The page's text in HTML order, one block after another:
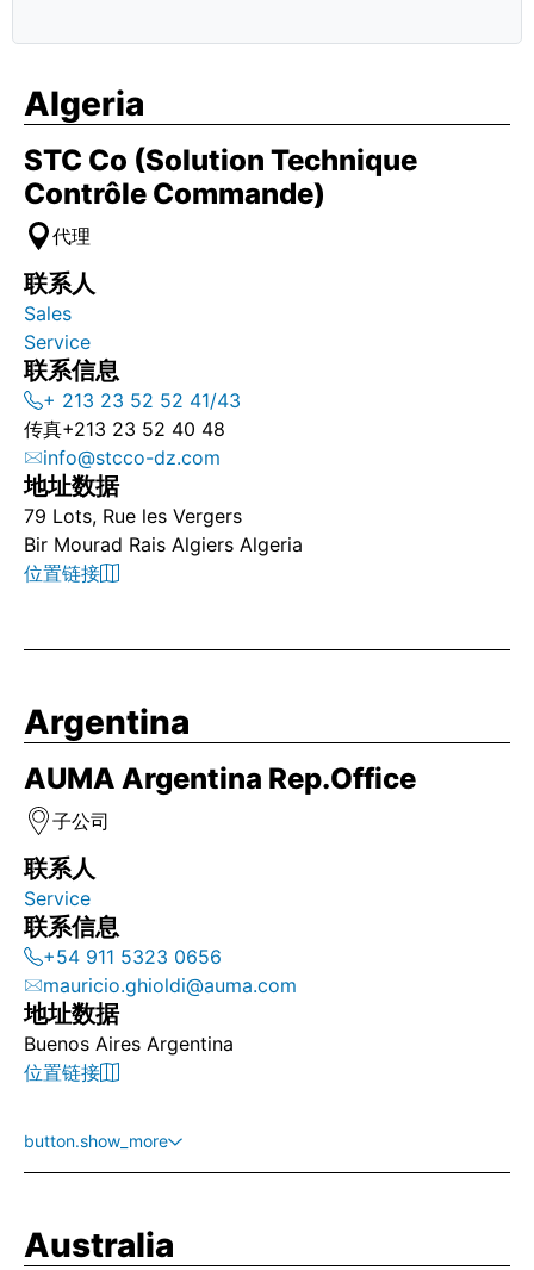
Algeria
STC Co (Solution Technique
Contrôle Commande)
代理
联系人
Sales
Service
联系信息
+ 213 23 52 52 41/43
传真+213 23 52 40 48
info@stcco-dz.com
地址数据
79 Lots, Rue les Vergers
Bir Mourad Rais Algiers Algeria
位置链接
Argentina
AUMA Argentina Rep.Office
子公司
联系人
Service
联系信息
+54 911 5323 0656
mauricio.ghioldi@auma.com
地址数据
Buenos Aires Argentina
位置链接
button.show_more
Australia